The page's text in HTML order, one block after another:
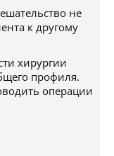
не
к другому
хирургии
профиля.
операции